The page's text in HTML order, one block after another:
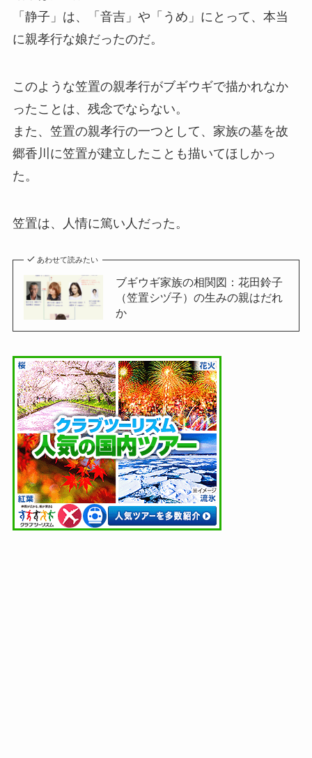
「静子」は、「音吉」や「うめ」にとって、本当
に親孝行な娘だったのだ。
このような笠置の親孝行がブギウギで描かれなか
ったことは、残念でならない。
また、笠置の親孝行の一つとして、家族の墓を故
郷香川に笠置が建立したことも描いてほしかっ
た。
笠置は、人情に篤い人だった。
あわせて読みたい
ブギウギ家族の相関図：花田鈴子
（笠置シヅ子）の生みの親はだれ
か